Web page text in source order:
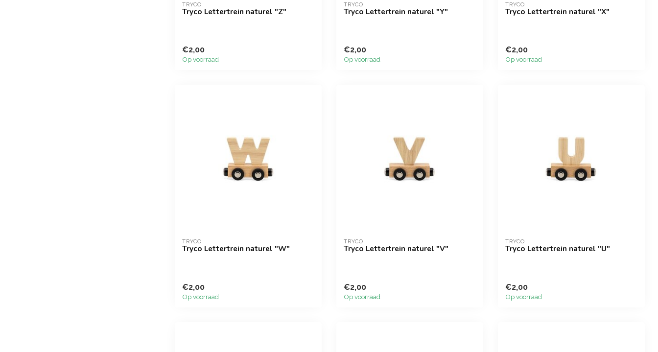
TRYCO
Tryco Lettertrein naturel "Z"
€2,00
Op voorraad
TRYCO
Tryco Lettertrein naturel "Y"
€2,00
Op voorraad
TRYCO
Tryco Lettertrein naturel "X"
€2,00
Op voorraad
TRYCO
Tryco Lettertrein naturel "W"
€2,00
Op voorraad
TRYCO
Tryco Lettertrein naturel "V"
€2,00
Op voorraad
TRYCO
Tryco Lettertrein naturel "U"
€2,00
Op voorraad